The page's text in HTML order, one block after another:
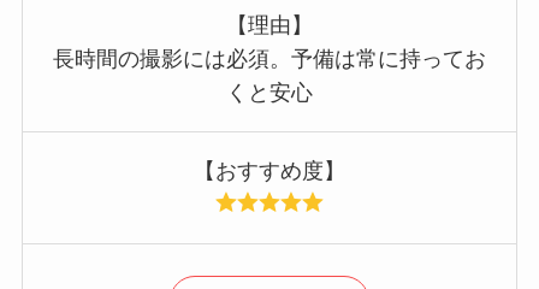
【理由】
長時間の撮影には必須。予備は常に持ってお
くと安心
【おすすめ度】